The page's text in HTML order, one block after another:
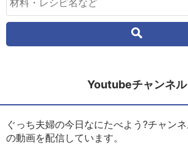
Youtubeチャンネル
ぐっち夫婦の今日なにたべよう?チャン
の動画を配信しています。